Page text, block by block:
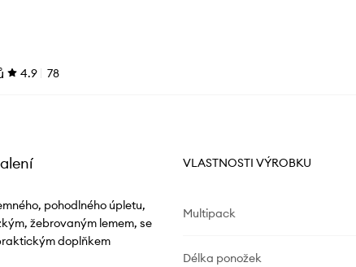
4.9 78
pohodlného úpletu,
žebrovaným lemem, se
doplňkem
VLASTNOSTI VÝROBKU
Multipack
Délka ponožek